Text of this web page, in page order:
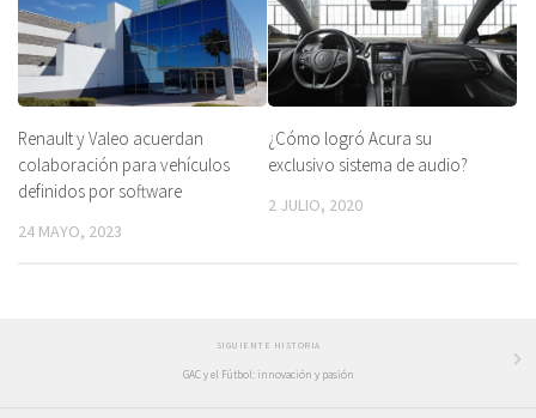
Renault y Valeo acuerdan
colaboración para vehículos
definidos por software
24 MAYO, 2023
¿Cómo logró Acura su
exclusivo sistema de audio?
2 JULIO, 2020
SIGUIENTE HISTORIA
GAC y el Fútbol: innovación y pasión